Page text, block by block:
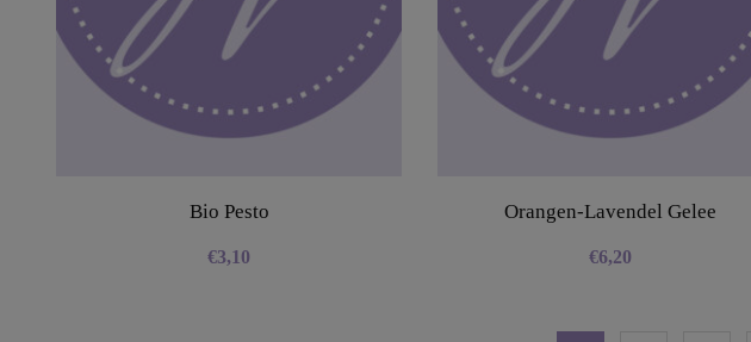
Bio Pesto
€3,10
Orangen-Lavendel Gelee
€6,20